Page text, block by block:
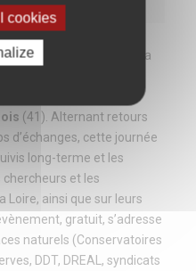
d'espaces naturels
et la
21 novembre
(41). Alternant retours
d’échanges, cette journée
long-terme et les
et les
Loire, ainsi que sur leurs
gratuit, s’adresse
naturels (Conservatoires
DDT, DREAL, syndicats
cookies